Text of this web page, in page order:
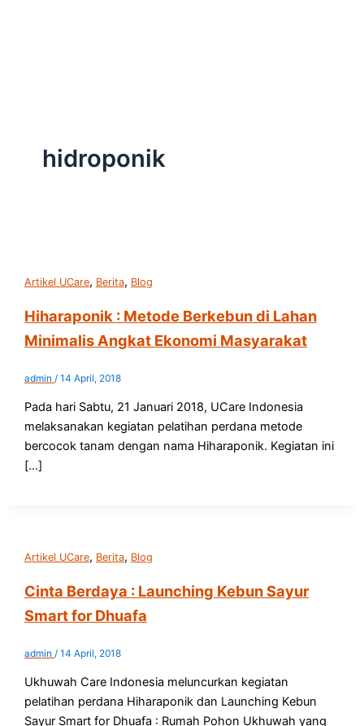
hidroponik
Artikel UCare, Berita, Blog
Hiharaponik : Metode Berkebun di Lahan
Minimalis Angkat Ekonomi Masyarakat
admin / 14 April, 2018
Pada hari Sabtu, 21 Januari 2018, UCare Indonesia
melaksanakan kegiatan pelatihan perdana metode
bercocok tanam dengan nama Hiharaponik. Kegiatan ini
[…]
Artikel UCare, Berita, Blog
Cinta Berdaya : Launching Kebun Sayur
Smart for Dhuafa
admin / 14 April, 2018
Ukhuwah Care Indonesia meluncurkan kegiatan
pelatihan perdana Hiharaponik dan Launching Kebun
Sayur Smart for Dhuafa : Rumah Pohon Ukhuwah yang